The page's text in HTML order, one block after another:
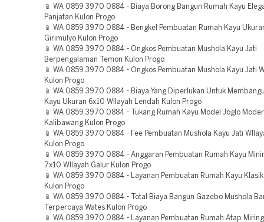
📱 WA 0859 3970 0884 - Biaya Borong Bangun Rumah Kayu
Panjatan Kulon Progo
📱 WA 0859 3970 0884 - Bengkel Pembuatan Rumah Kayu
Girimulyo Kulon Progo
📱 WA 0859 3970 0884 - Ongkos Pembuatan Mushola Kayu Jati
Berpengalaman Temon Kulon Progo
📱 WA 0859 3970 0884 - Ongkos Pembuatan Mushola Kayu Jati
Kulon Progo
📱 WA 0859 3970 0884 - Biaya Yang Diperlukan Untuk
Kayu Ukuran 6x10 WIlayah Lendah Kulon Progo
📱 WA 0859 3970 0884 - Tukang Rumah Kayu Model Joglo
Kalibawang Kulon Progo
📱 WA 0859 3970 0884 - Fee Pembuatan Mushola Kayu Jati
Kulon Progo
📱 WA 0859 3970 0884 - Anggaran Pembuatan Rumah Kayu
7x10 WIlayah Galur Kulon Progo
📱 WA 0859 3970 0884 - Layanan Pembuatan Rumah Kayu
Kulon Progo
📱 WA 0859 3970 0884 - Total Biaya Bangun Gazebo Mushola
Terpercaya Wates Kulon Progo
📱 WA 0859 3970 0884 - Layanan Pembuatan Rumah Atap